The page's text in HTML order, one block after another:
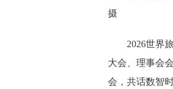
摄
2026世界
大会、理事会
会，共话数智